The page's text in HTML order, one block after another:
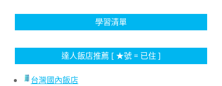
學習清單
達人飯店推薦 [ ★號 = 已住 ]
台灣國內飯店